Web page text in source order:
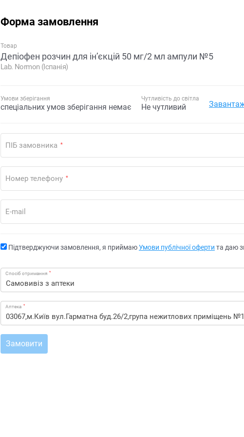
Форма замовлення
Товар
Депіофен розчин для ін’єкцій 50 мг/2 мл ампули №5
Lab. Normon (Іспанія)
Умови зберігання
спеціальних умов зберігання немає
Чутливість до світла
Не чутливий
ПІБ замовника *
Номер телефону *
E-mail
Підтверджуючи замовлення, я приймаюУмови публічної оферти та даю
Спосіб отримання *
Аптека *
Замовити